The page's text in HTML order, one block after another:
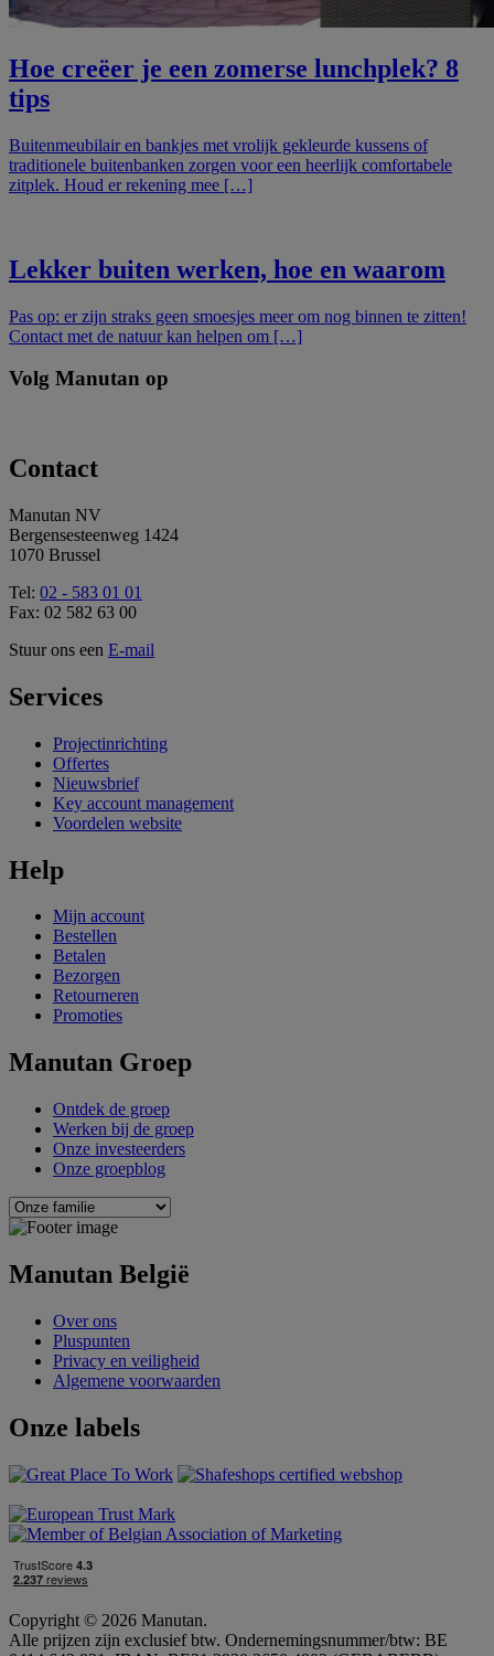
Hoe creëer je een zomerse lunchplek? 8
tips
Buitenmeubilair en bankjes met vrolijk gekleurde kussens of
traditionele buitenbanken zorgen voor een heerlijk comfortabele
zitplek. Houd er rekening mee […]
Lekker buiten werken, hoe en waarom
Pas op: er zijn straks geen smoesjes meer om nog binnen te zitten!
Contact met de natuur kan helpen om […]
Volg Manutan op
Contact
Manutan NV
Bergensesteenweg 1424
1070 Brussel
Tel: 02 - 583 01 01
Fax: 02 582 63 00
Stuur ons een E-mail
Services
Projectinrichting
Offertes
Nieuwsbrief
Key account management
Voordelen website
Help
Mijn account
Bestellen
Betalen
Bezorgen
Retourneren
Promoties
Manutan Groep
Ontdek de groep
Werken bij de groep
Onze investeerders
Onze groepblog
Manutan België
Over ons
Pluspunten
Privacy en veiligheid
Algemene voorwaarden
Onze labels
Copyright © 2026 Manutan.
Alle prijzen zijn exclusief btw. Ondernemingsnummer/btw: BE